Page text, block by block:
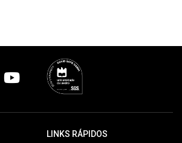
LINKS RÁPIDOS